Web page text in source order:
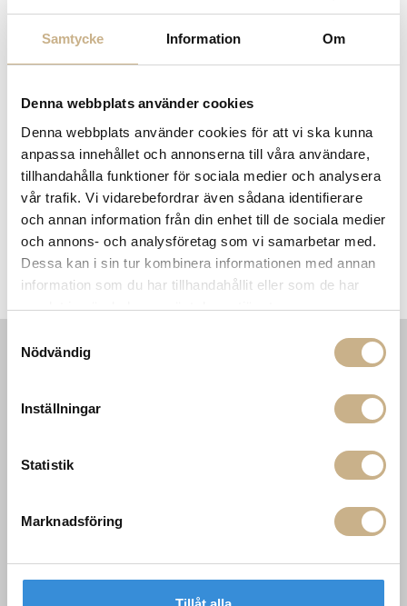
Samtycke Information Om
Denna webbplats använder cookies
Denna webbplats använder cookies för att vi ska kunna
anpassa innehållet och annonserna till våra användare,
tillhandahålla funktioner för sociala medier och analysera
vår trafik. Vi vidarebefordrar även sådana identifierare
och annan information från din enhet till de sociala medier
och annons- och analysföretag som vi samarbetar med.
Dessa kan i sin tur kombinera informationen med annan
information som du har tillhandahållit eller som de har
samlat in när du har använt deras tjänster.
Nödvändig
Inställningar
Statistik
Marknadsföring
Byrå - Douglas Matstol - Sylvie
Startsidan
Karriär
Sommarstängt